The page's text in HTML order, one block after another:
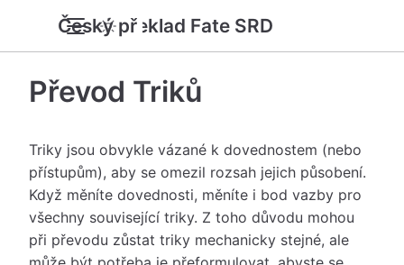
Český překlad Fate SRD
Převod Triků
Triky jsou obvykle vázané k dovednostem (nebo
přístupům), aby se omezil rozsah jejich působení.
Když měníte dovednosti, měníte i bod vazby pro
všechny související triky. Z toho důvodu mohou
při převodu zůstat triky mechanicky stejné, ale